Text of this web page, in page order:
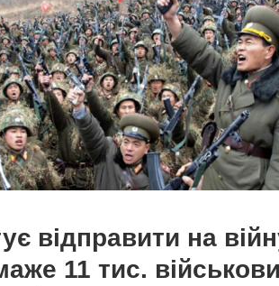
відправити на
11 тис.